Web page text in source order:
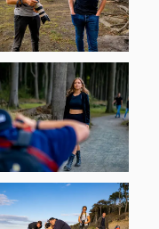
von
er hat
das wird nicht der
Workshop“
da kann man was